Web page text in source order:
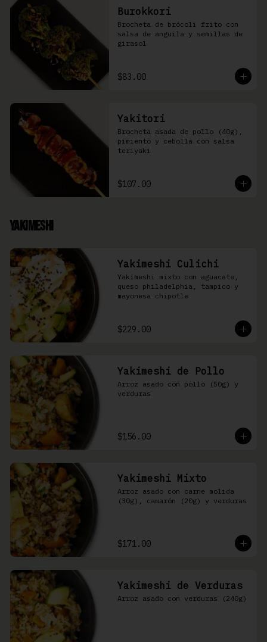
Burokkori
Brocheta de brócoli frito con
salsa de anguila y semillas de
girasol
$83.00
Yakitori
Brocheta asada de pollo (40g),
pimiento y cebolla con salsa
teriyaki
$107.00
Yakimeshi
Yakimeshi Culichi
Yakimeshi mixto con aguacate,
queso philadelphia, tampico y
mayonesa chipotle
$229.00
Yakimeshi de Pollo
Arroz asado con pollo (50g) y
verduras
$156.00
Yakimeshi Mixto
Arroz asado con carne molida
(30g), camarón (20g) y verduras
$171.00
Yakimeshi de Verduras
Arroz asado con verduras (240g)